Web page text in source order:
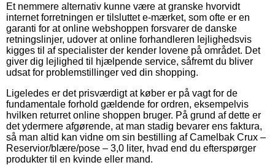
Et nemmere alternativ kunne være at granske hvorvidt
internet forretningen er tilsluttet e-mærket, som ofte er en
garanti for at online webshoppen forsvarer de danske
retningslinjer, udover at online forhandleren lejlighedsvis
kigges til af specialister der kender lovene på området. Det
giver dig lejlighed til hjælpende service, såfremt du bliver
udsat for problemstillinger ved din shopping.
Ligeledes er det prisværdigt at køber er på vagt for de
fundamentale forhold gældende for ordren, eksempelvis
hvilken returret online shoppen bruger. På grund af dette er
det ydermere afgørende, at man stadig bevarer ens faktura,
så man altid kan vidne om sin bestilling af Camelbak Crux –
Reservior/blære/pose – 3,0 liter, hvad end du efterspørger
produkter til en kvinde eller mand.